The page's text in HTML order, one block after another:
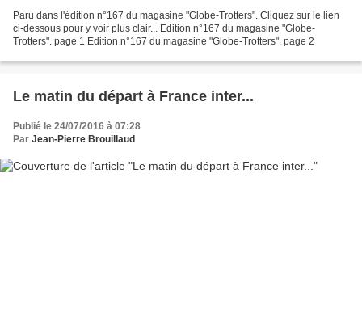
Paru dans l'édition n°167 du magasine "Globe-Trotters". Cliquez sur le lien
ci-dessous pour y voir plus clair... Edition n°167 du magasine "Globe-
Trotters". page 1 Edition n°167 du magasine "Globe-Trotters". page 2
Le matin du départ à France inter...
Publié le 24/07/2016 à 07:28
Par Jean-Pierre Brouillaud